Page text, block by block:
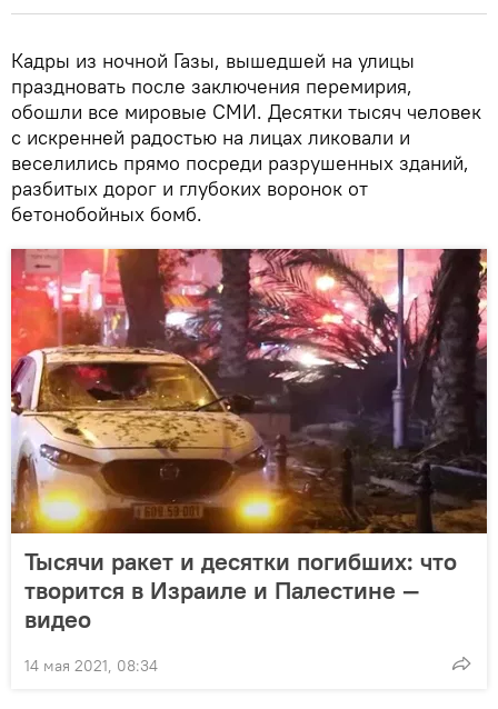
Кадры из ночной Газы, вышедшей на улицы
праздновать после заключения перемирия,
обошли все мировые СМИ. Десятки тысяч человек
с искренней радостью на лицах ликовали и
веселились прямо посреди разрушенных зданий,
разбитых дорог и глубоких воронок от
бетонобойных бомб.
Тысячи ракет и десятки погибших: что
творится в Израиле и Палестине —
видео
14 мая 2021, 08:34